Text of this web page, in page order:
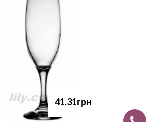
41.31грн